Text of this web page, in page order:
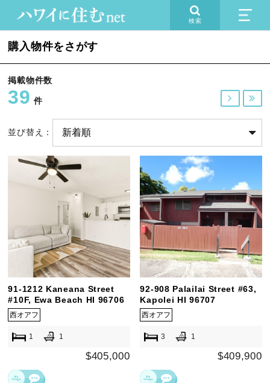
検索
購入物件をさがす
掲載物件数
39 件  
並び替え：
91-1212 Kaneana Street
#10F, Ewa Beach HI 96706
西オアフ
1 1
$405,000
92-908 Palailai Street #63,
Kapolei HI 96707
西オアフ
3 1
$409,900